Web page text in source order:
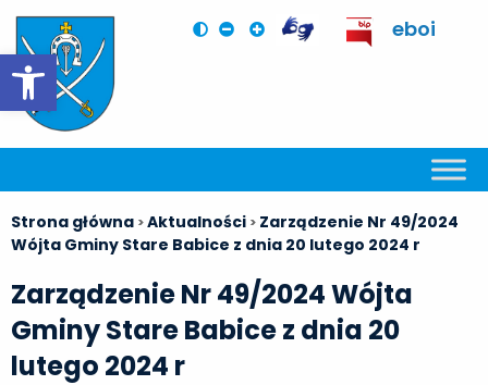
Otwórz pasek narzędzi
eboi
Strona główna >Aktualności > Zarządzenie Nr 49/2024
Wójta Gminy Stare Babice z dnia 20 lutego 2024 r
Zarządzenie Nr 49/2024 Wójta
Gminy Stare Babice z dnia 20
lutego 2024 r